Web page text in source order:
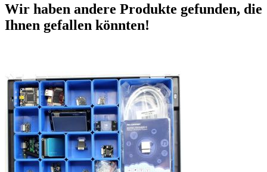
Wir haben andere Produkte gefunden, die
Ihnen gefallen könnten!